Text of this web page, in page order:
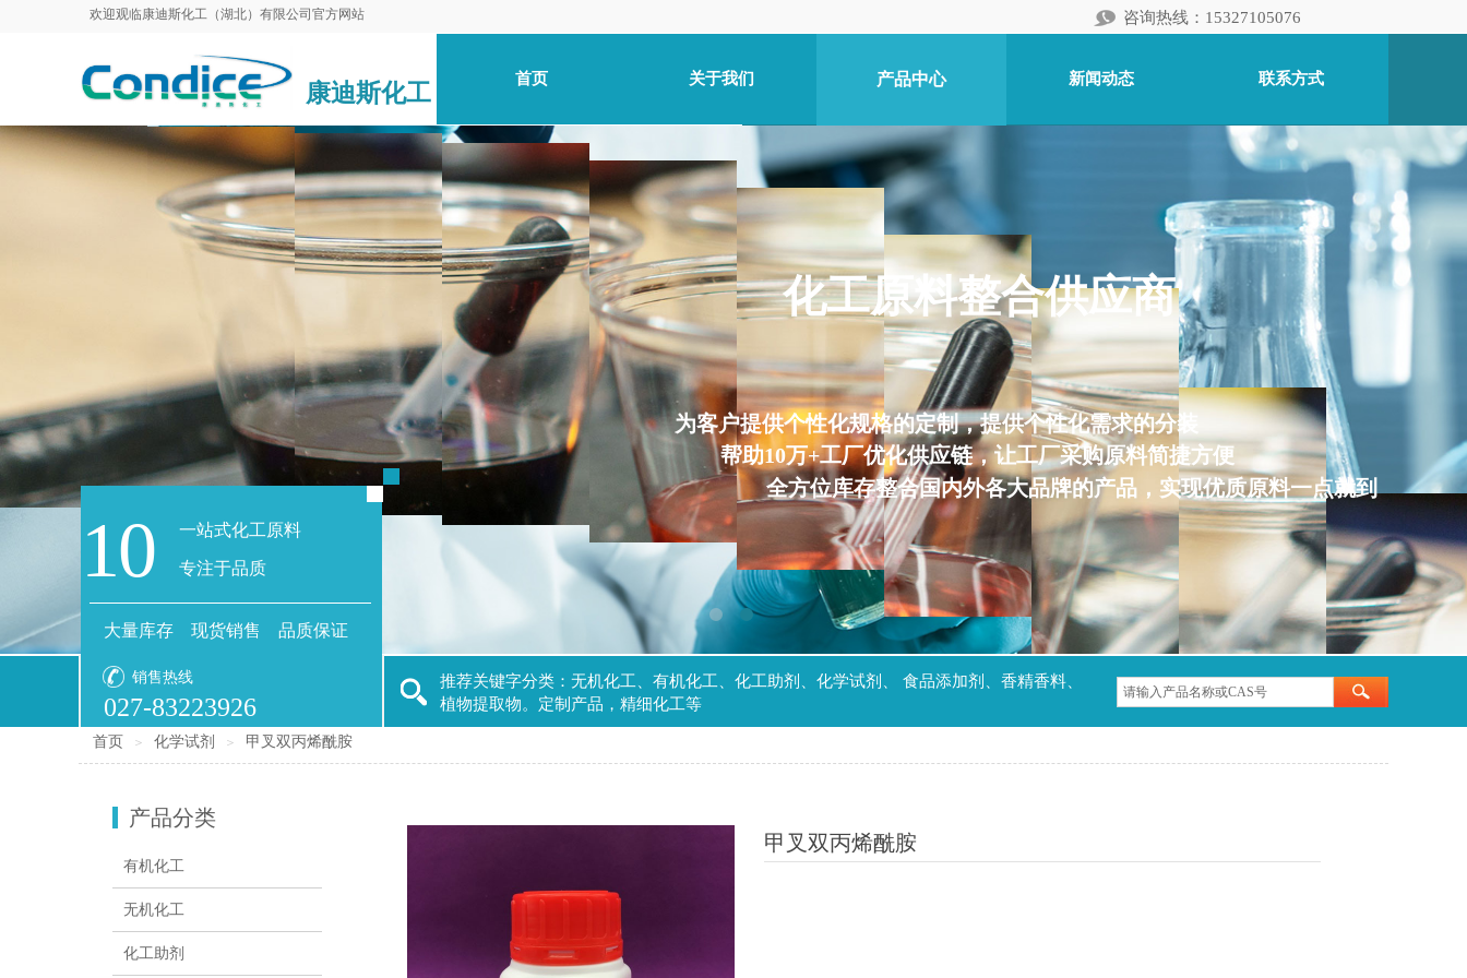
欢迎观临康迪斯化工（湖北）有限公司官方网站 咨询热线：15327105076
首页 关于我们 产品中心 新闻动态 联系方式
康迪斯化工
​化工原料整合供应商
为客户提供个性化规格的定制，提供个性化需求的分装
帮助10万+工厂优化供应链，让工厂采购原料简捷方便
全方位库存整合国内外各大品牌的产品，实现优质原料一点就到
专注于品质
大量库存 现货销售 品质保证
10
027-83223926
销售热线
一站式化工原料
推荐关键字分类：无机化工、有机化工、化工助剂、化学试剂、 食品添加剂、香精香料、
植物提取物。定制产品，精细化工等
首页 ＞ 化学试剂 ＞ 甲叉双丙烯酰胺
产品分类
甲叉双丙烯酰胺
有机化工
无机化工
化工助剂